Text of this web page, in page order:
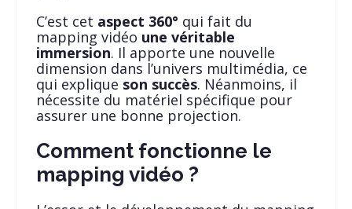
C’est cet aspect 360° qui fait du
mapping vidéo une véritable
immersion. Il apporte une nouvelle
dimension dans l’univers multimédia, ce
qui explique son succès. Néanmoins, il
nécessite du matériel spécifique pour
assurer une bonne projection.
Comment fonctionne le
mapping vidéo ?